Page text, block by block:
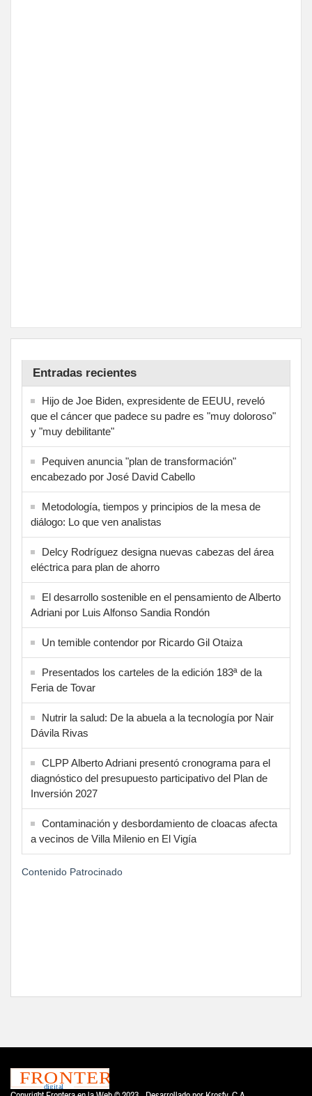
Entradas recientes
Hijo de Joe Biden, expresidente de EEUU, reveló
que el cáncer que padece su padre es "muy doloroso"
y "muy debilitante"
Pequiven anuncia "plan de transformación"
encabezado por José David Cabello
Metodología, tiempos y principios de la mesa de
diálogo: Lo que ven analistas
Delcy Rodríguez designa nuevas cabezas del área
eléctrica para plan de ahorro
El desarrollo sostenible en el pensamiento de Alberto
Adriani por Luis Alfonso Sandia Rondón
Un temible contendor por Ricardo Gil Otaiza
Presentados los carteles de la edición 183ª de la
Feria de Tovar
Nutrir la salud: De la abuela a la tecnología por Nair
Dávila Rivas
CLPP Alberto Adriani presentó cronograma para el
diagnóstico del presupuesto participativo del Plan de
Inversión 2027
Contaminación y desbordamiento de cloacas afecta
a vecinos de Villa Milenio en El Vigía
Contenido Patrocinado